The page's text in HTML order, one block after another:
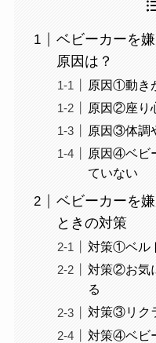
ベビーカーを
原因は？
原因①動き
原因②座り
原因③体調
原因④ベビ
ていない
ベビーカーを
ときの対策
対策①ベル
対策②お気
る
対策③リク
対策④ベビ